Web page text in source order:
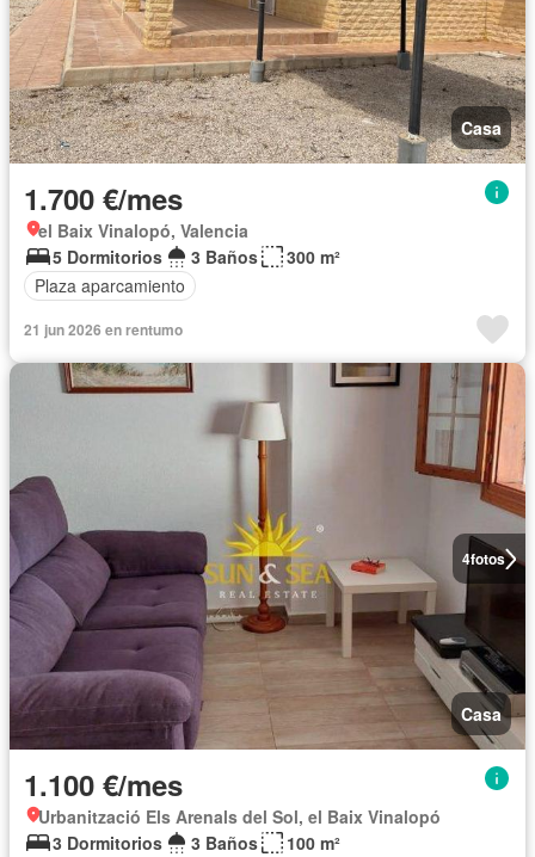
Casa
1.700 €/mes
el Baix Vinalopó, Valencia
5 Dormitorios
3 Baños
300 m²
Plaza aparcamiento
21 jun 2026 en rentumo
4fotos
Casa
1.100 €/mes
Urbanització Els Arenals del Sol, el Baix Vinalopó
3 Dormitorios
3 Baños 100 m²